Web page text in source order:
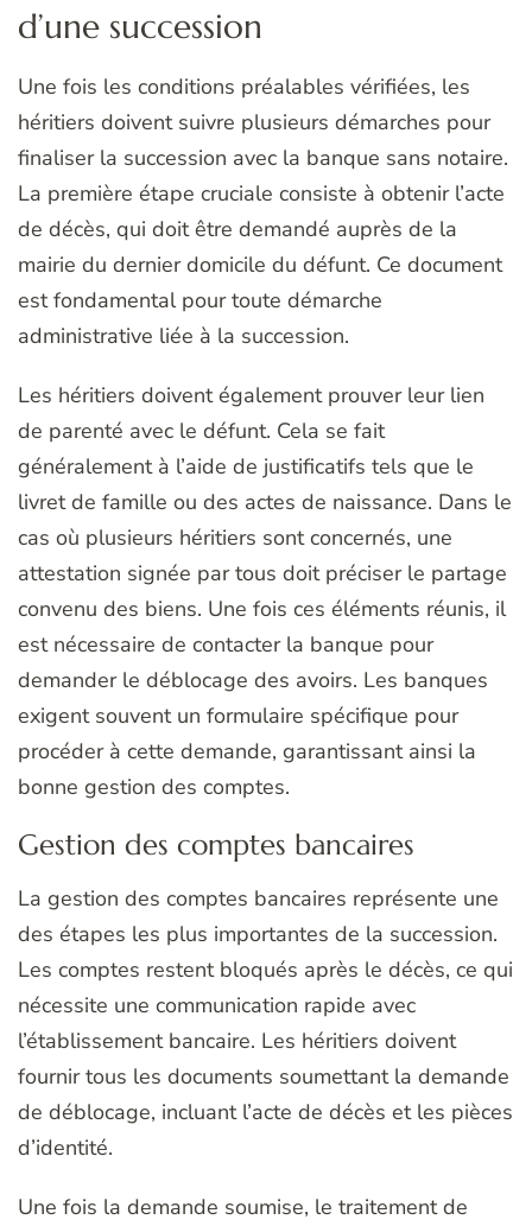
d’une succession
Une fois les conditions préalables vérifiées, les
héritiers doivent suivre plusieurs démarches pour
finaliser la succession avec la banque sans notaire.
La première étape cruciale consiste à obtenir l’acte
de décès, qui doit être demandé auprès de la
mairie du dernier domicile du défunt. Ce document
est fondamental pour toute démarche
administrative liée à la succession.
Les héritiers doivent également prouver leur lien
de parenté avec le défunt. Cela se fait
généralement à l’aide de justificatifs tels que le
livret de famille ou des actes de naissance. Dans le
cas où plusieurs héritiers sont concernés, une
attestation signée par tous doit préciser le partage
convenu des biens. Une fois ces éléments réunis, il
est nécessaire de contacter la banque pour
demander le déblocage des avoirs. Les banques
exigent souvent un formulaire spécifique pour
procéder à cette demande, garantissant ainsi la
bonne gestion des comptes.
Gestion des comptes bancaires
La gestion des comptes bancaires représente une
des étapes les plus importantes de la succession.
Les comptes restent bloqués après le décès, ce qui
nécessite une communication rapide avec
l’établissement bancaire. Les héritiers doivent
fournir tous les documents soumettant la demande
de déblocage, incluant l’acte de décès et les pièces
d’identité.
Une fois la demande soumise, le traitement de